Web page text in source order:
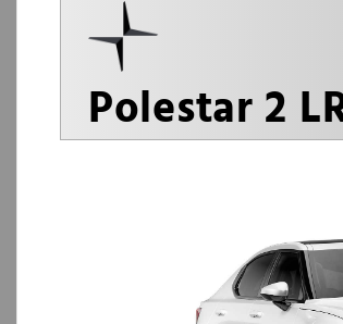
Polestar 2